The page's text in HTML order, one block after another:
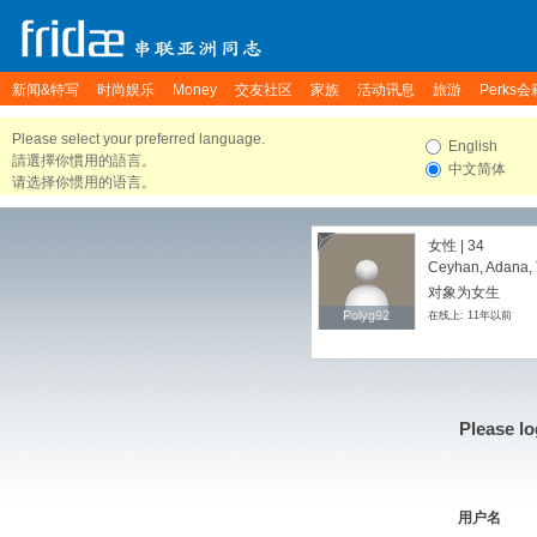
新闻&特写 时尚娱乐 Money 交友社区 家族 活动讯息 旅游 Perks会
Please select your preferred language.
請選擇你慣用的語言。
请选择你惯用的语言。
English
中文简体
Polyg92
Polyg92
女性 | 34
Ceyhan, Adana,
对象为女生
在线上: 11年以前
Please
用户名